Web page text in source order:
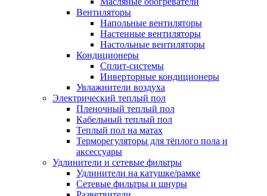
Вентиляторы
Напольные вентиляторы
Настенные вентиляторы
Настольные вентиляторы
Кондиционеры
Сплит-системы
Инверторные кондиционеры
Увлажнители воздуха
Электрический теплый пол
Пленочный теплый пол
Кабельный теплый пол
Теплый пол на матах
Терморегуляторы для тёплого пола и
аксессуары
Удлинители и сетевые фильтры
Удлинители на катушке/рамке
Сетевые фильтры и шнуры